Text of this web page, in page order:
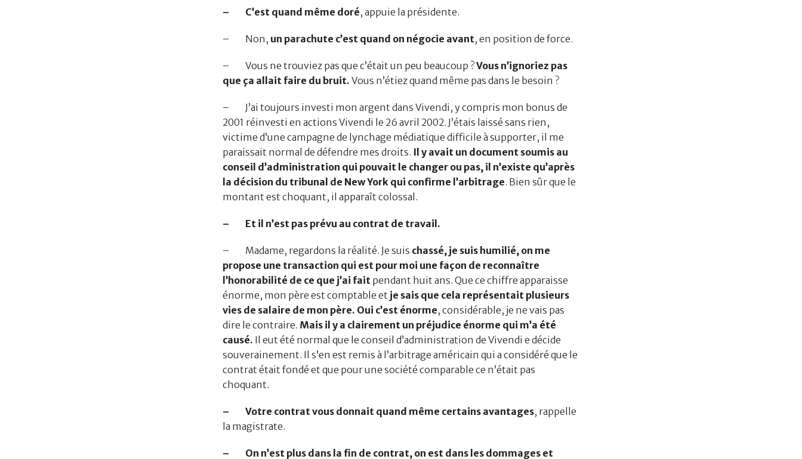
– C’est quand même doré, appuie la présidente.
– Non, un parachute c’est quand on négocie avant, en position de force.
– Vous ne trouviez pas que c’était un peu beaucoup ?Vous n’ignoriez pas
que ça allait faire du bruit. Vous n’étiez quand même pas dans le besoin ?
– J’ai toujours investi mon argent dans Vivendi, y compris mon bonus de
2001 réinvesti en actions Vivendi le 26 avril 2002. J’étais laissé sans rien,
victime d’une campagne de lynchage médiatique difficile à supporter, il me
paraissait normal de défendre mes droits. Il y avait un document soumis au
conseil d’administration qui pouvait le changer ou pas, il n’existe qu’après
la décision du tribunal de New York qui confirme l’arbitrage. Bien sûr que le
montant est choquant, il apparaît colossal.
– Et il n’est pas prévu au contrat de travail.
– Madame, regardons la réalité. Je suis chassé, je suis humilié, on me
propose une transaction qui est pour moi une façon de reconnaître
l’honorabilité de ce que j’ai faitpendant huit ans. Que ce chiffre apparaisse
énorme, mon père est comptable et je sais que cela représentait plusieurs
vies de salaire de mon père. Oui c’est énorme, considérable, je ne vais pas
dire le contraire. Mais il y a clairement un préjudice énorme qui m’a été
causé. Il eut été normal que le conseil d’administration de Vivendi e décide
souverainement. Il s’en est remis à l’arbitrage américain qui a considéré que le
contrat était fondé et que pour une société comparable ce n’était pas
choquant.
– Votre contrat vous donnait quand même certains avantages, rappelle
la magistrate.
– On n’est plus dans la fin de contrat, on est dans les dommages et